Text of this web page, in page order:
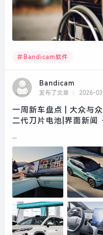
Bandicam软件
Bandicam
发布了文章 2026-
一周新车盘点 | 大众与
二代刀片电池|界面新闻
...